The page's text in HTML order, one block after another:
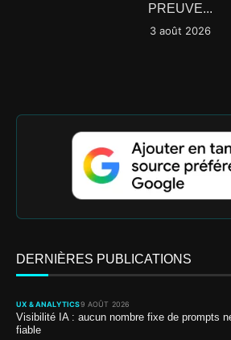
PREUVE...
3 août 2026
DERNIÈRES PUBLICATIONS
UX & ANALYTICS9 AOÛT 2026
Visibilité IA : aucun nombre fixe de prompts
fiable